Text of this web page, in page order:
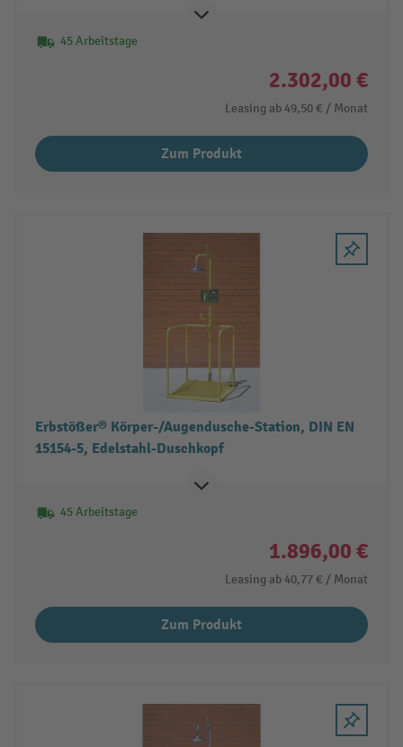
45 Arbeitstage
2.302,00 €
Leasing ab 49,50 € / Monat
Zum Produkt
Erbstößer® Körper-/Augendusche-Station, DIN EN
15154-5, Edelstahl-Duschkopf
45 Arbeitstage
1.896,00 €
Leasing ab 40,77 € / Monat
Zum Produkt